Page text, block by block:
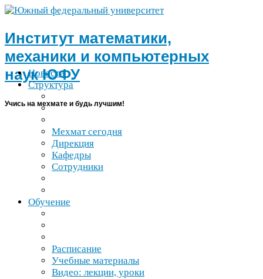
Институт математики,
механики и компьютерных
наукЮФУ
Учись на мехмате и будь лучшим!
Новости
Структура
Мехмат сегодня
Дирекция
Кафедры
Сотрудники
Обучение
Расписание
Учебные материалы
Видео: лекции, уроки